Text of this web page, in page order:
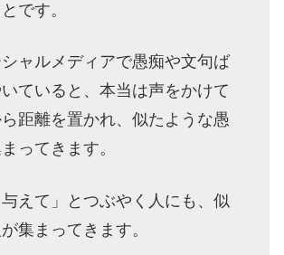
です。
ャルメディアで愚痴や文句ば
ていると、本当は声をかけて
距離を置かれ、似たような愚
ってきます。
与えて」とつぶやく人にも、似
集まってきます。